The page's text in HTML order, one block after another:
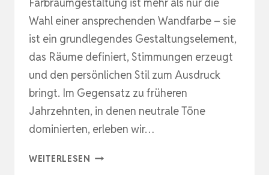
Wahl einer ansprechenden Wandfarbe – sie
ist ein grundlegendes Gestaltungselement,
das Räume definiert, Stimmungen erzeugt
und den persönlichen Stil zum Ausdruck
bringt. Im Gegensatz zu früheren
Jahrzehnten, in denen neutrale Töne
dominierten, erleben wir…
WEITERLESEN FARBWELTEN